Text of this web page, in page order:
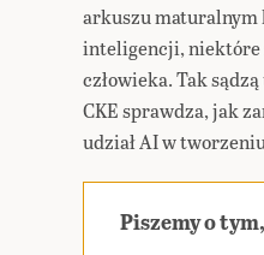
arkuszu maturalnym
inteligencji, niektóre
człowieka. Tak
CKE sprawdza, jak
udział AI w
Piszemy o